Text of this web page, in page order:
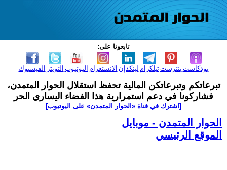
تابعونا على:
الفيسبوك التويتر اليوتيوب الانستغرام لينكدإن تيلكرامبنترست بودكاست
تبرعاتكم وتبرعاتكن المالية تحفظ استقلال الحوار المتمدن،
فشاركونا في دعم استمرارية هذا الفضاء اليساري الحر
[اشترك في قناة ‫«الحوار المتمدن» على اليوتيوب]
الحوار المتمدن - موبايل
الموقع الرئيسي